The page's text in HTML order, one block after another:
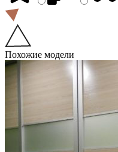
Похожие модели